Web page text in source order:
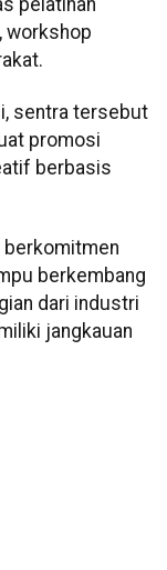
workshop
sentra tersebut
promosi
berbasis
berkomitmen
berkembang
dari industri
jangkauan